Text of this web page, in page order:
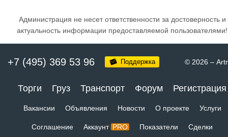
Администрация не несет ответственности за достоверность и
актуальность информации предоставляемой пользователями!
+7 (495) 369 53 96 Поддержка © 2026 –
Торги Груз Транспорт Форум Регистрация
Вакансии Объявления Новости О проекте Услуги
Соглашение Аккаунт PRO Показатели Сделки